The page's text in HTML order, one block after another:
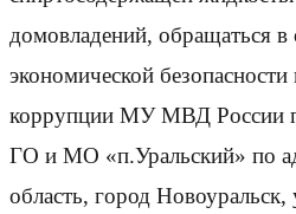
домовладений, обращаться в
экономической
коррупции МУ МВД России
ГО и МО «п.Уральский» по
область, город